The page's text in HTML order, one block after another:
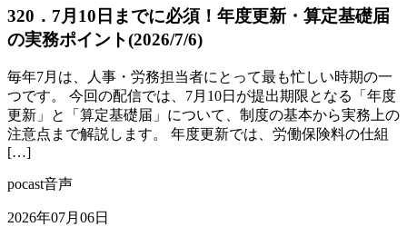
320．7月10日までに必須！年度更新・算定基礎届
の実務ポイント(2026/7/6)
毎年7月は、人事・労務担当者にとって最も忙しい時期の一
つです。 今回の配信では、7月10日が提出期限となる「年度
更新」と「算定基礎届」について、制度の基本から実務上の
注意点まで解説します。 年度更新では、労働保険料の仕組
[…]
pocast音声
2026年07月06日